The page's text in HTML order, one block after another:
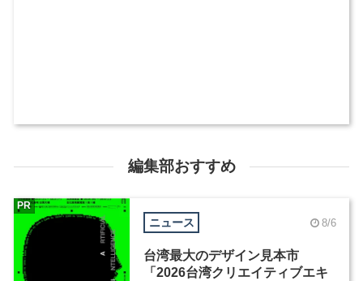
編集部おすすめ
ニュース 8/6
台湾最大のデザイン見本市
「2026台湾クリエイティブエキ
PR